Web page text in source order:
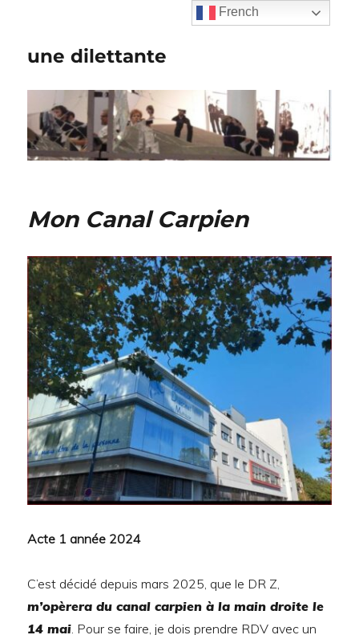
une dilettante
Mon Canal Carpien
Acte 1 année 2024
C’est décidé depuis mars 2025, que le DR Z,
m’opèrera du canal carpien à la main droite le
14 mai. Pour se faire, je dois prendre RDV avec un
French